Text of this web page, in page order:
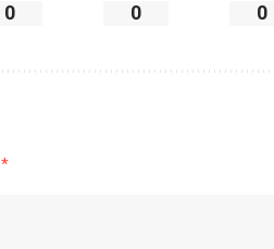
0 0 0
*